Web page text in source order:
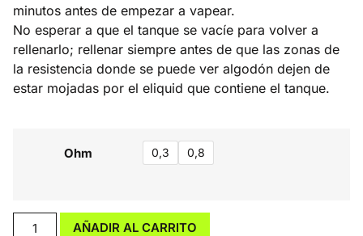
minutos antes de empezar a vapear.
No esperar a que el tanque se vacíe para volver a
rellenarlo; rellenar siempre antes de que las zonas de
la resistencia donde se puede ver algodón dejen de
estar mojadas por el eliquid que contiene el tanque.
Ohm 0,3 0,8
AÑADIR AL CARRITO